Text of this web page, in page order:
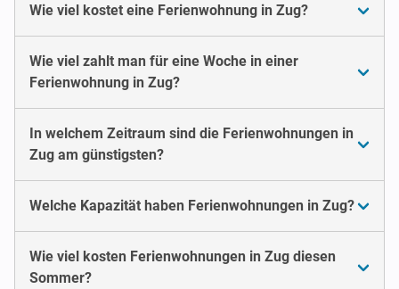
Wie viel kostet eine Ferienwohnung in Zug?
Wie viel zahlt man für eine Woche in einer
Ferienwohnung in Zug?
In welchem Zeitraum sind die Ferienwohnungen in
Zug am günstigsten?
Welche Kapazität haben Ferienwohnungen in Zug?
Wie viel kosten Ferienwohnungen in Zug diesen
Sommer?